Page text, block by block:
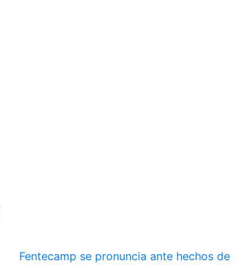
Fentecamp se pronuncia ante hechos de